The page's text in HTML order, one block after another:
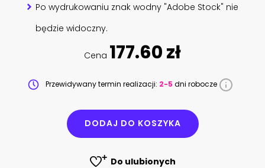
Po wydrukowaniu znak wodny "Adobe Stock" nie
będzie widoczny.
Cena 177.60 zł
Przewidywany termin realizacji: 2-5 dni robocze
DODAJ DO KOSZYKA
Do ulubionych